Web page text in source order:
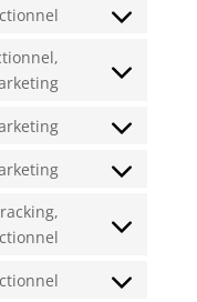
Consent
service
Consent
service
recaptcha
Consent
Consent
service
maps
Consent
service
Consent